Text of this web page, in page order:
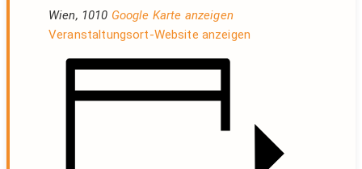
Wien, 1010 Google Karte anzeigen
Veranstaltungsort-Website anzeigen